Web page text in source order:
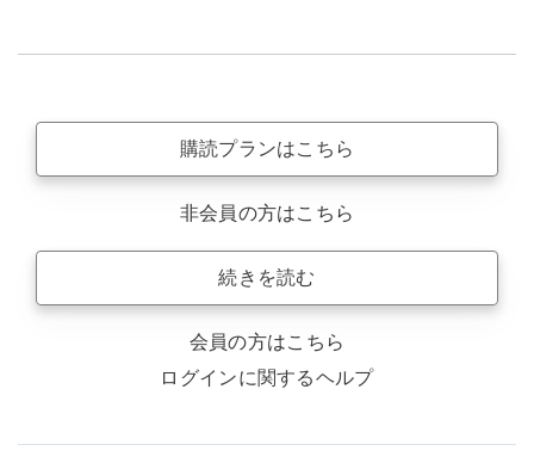
購読プランはこちら
非会員の方はこちら
続きを読む
会員の方はこちら
ログインに関するヘルプ